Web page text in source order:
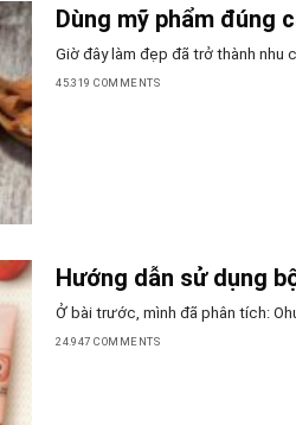
Dùng mỹ phẩm đúng
Giờ đây làm đẹp đã trở thành nhu
45.319 COMMENTS
Hướng dẫn sử dụng
Ở bài trước, mình đã phân tích:
24.947 COMMENTS